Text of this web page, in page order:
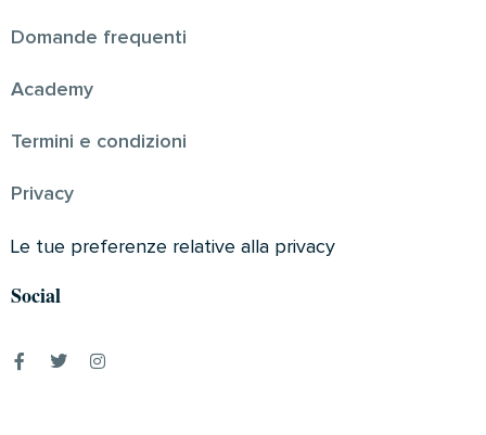
Domande frequenti
Academy
Termini e condizioni
Privacy
Le tue preferenze relative alla privacy
Social